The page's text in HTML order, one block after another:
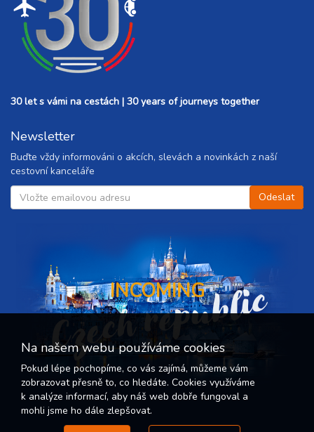
30 let s vámi na cestách | 30 years of journeys together
Newsletter
Buďte vždy informováni o akcích, slevách a novinkách z naší
cestovní kanceláře
INCOMING
Czech republic
Na našem webu používáme cookies
Pokud lépe pochopíme, co vás zajímá, můžeme vám
zobrazovat přesně to, co hledáte. Cookies využíváme
k analýze informací, aby náš web dobře fungoval a
mohli jsme ho dále zlepšovat.